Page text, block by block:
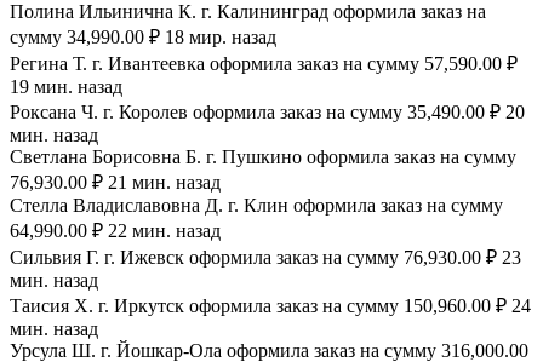
Полина Ильинична К. г. Калининград оформила заказ на
сумму 34,990.00 ₽ 18 мир. назад
Регина Т. г. Ивантеевка оформила заказ на сумму 57,590.00 ₽
19 мин. назад
Роксана Ч. г. Королев оформила заказ на сумму 35,490.00 ₽ 20
мин. назад
Светлана Борисовна Б. г. Пушкино оформила заказ на сумму
76,930.00 ₽ 21 мин. назад
Стелла Владиславовна Д. г. Клин оформила заказ на сумму
64,990.00 ₽ 22 мин. назад
Сильвия Г. г. Ижевск оформила заказ на сумму 76,930.00 ₽ 23
мин. назад
Таисия Х. г. Иркутск оформила заказ на сумму 150,960.00 ₽ 24
мин. назад
Урсула Ш. г. Йошкар-Ола оформила заказ на сумму 316,000.00